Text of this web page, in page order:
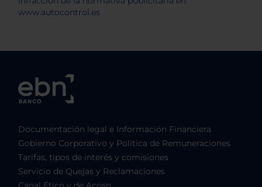
Documentación legal e Información Financiera
Gobierno Corporativo y Política de Remuneraciones
Tarifas, tipos de interés y comisiones
Servicio de Quejas y Reclamaciones